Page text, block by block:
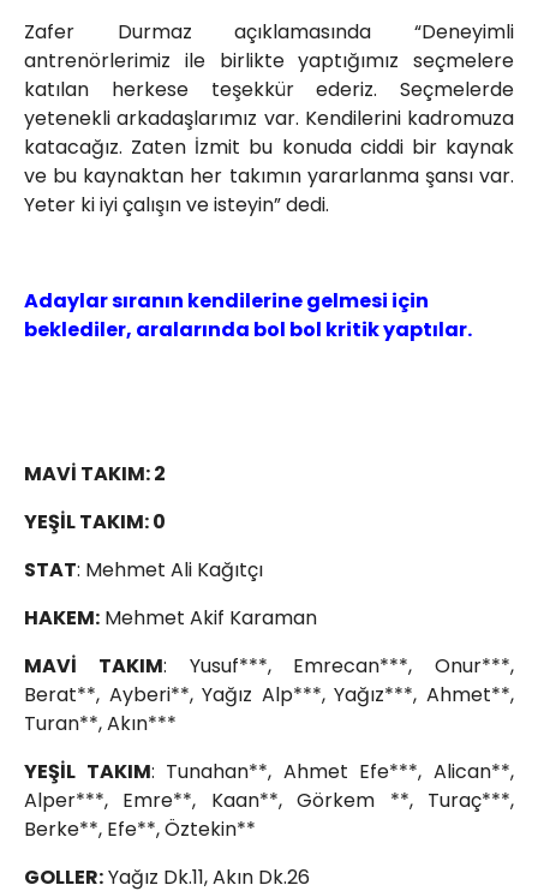
Zafer Durmaz açıklamasında “Deneyimli
antrenörlerimiz ile birlikte yaptığımız seçmelere
katılan herkese teşekkür ederiz. Seçmelerde
yetenekli arkadaşlarımız var. Kendilerini kadromuza
katacağız. Zaten İzmit bu konuda ciddi bir kaynak
ve bu kaynaktan her takımın yararlanma şansı var.
Yeter ki iyi çalışın ve isteyin” dedi.
Adaylar sıranın kendilerine gelmesi için
beklediler, aralarında bol bol kritik yaptılar.
MAVİ TAKIM: 2
YEŞİL TAKIM: 0
STAT: Mehmet Ali Kağıtçı
HAKEM: Mehmet Akif Karaman
MAVİ TAKIM: Yusuf***, Emrecan***, Onur***,
Berat**, Ayberi**, Yağız Alp***, Yağız***, Ahmet**,
Turan**, Akın***
YEŞİL TAKIM: Tunahan**, Ahmet Efe***, Alican**,
Alper***, Emre**, Kaan**, Görkem **, Turaç***,
Berke**, Efe**, Öztekin**
GOLLER:Yağız Dk.11, Akın Dk.26